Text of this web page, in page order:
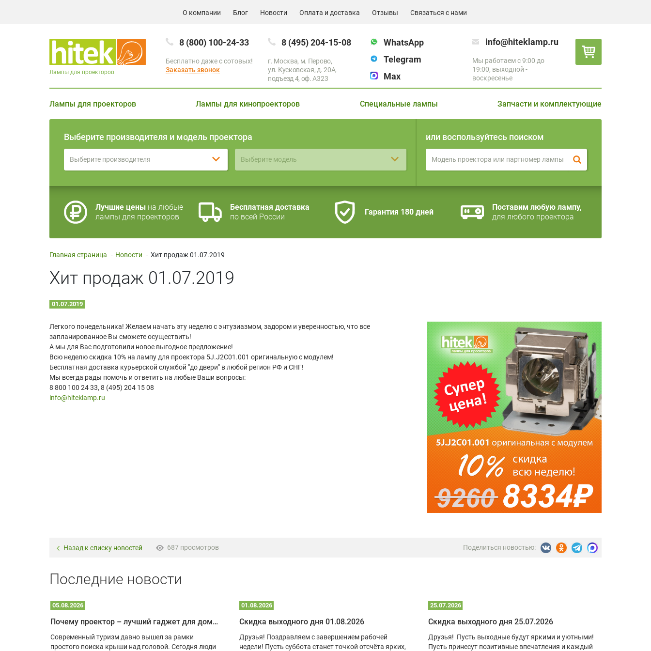
О компании Блог Новости Оплата и доставка Отзывы Связаться с нами
8 (800) 100-24-33
Бесплатно даже с сотовых!
Заказать звонок
8 (495) 204-15-08
г. Москва, м. Перово,
ул. Кусковская, д. 20А,
подъезд 4, оф. A323
WhatsApp
Telegram
Max
info@hiteklamp.ru
Мы работаем с 9:00 до
19:00, выходной -
воскресенье
Лампы для проекторов
Лампы для проекторов Лампы для кинопроекторов Специальные лампы Запчасти и комплектующие
Выберите производителя и модель проектора
Выберите производителя Выберите модель
или воспользуйтесь поиском
Лучшие цены на любые
лампы для проекторов
Бесплатная доставка
по всей России
Гарантия 180 дней
Поставим любую лампу,
для любого проектора
Главная страница - Новости - Хит продаж 01.07.2019
Хит продаж 01.07.2019
01.07.2019
Легкого понедельника! Желаем начать эту неделю с энтузиазмом, задором и уверенностью, что все
запланированное Вы сможете осуществить!
А мы для Вас подготовили новое выгодное предложение!
Всю неделю скидка 10% на лампу для проектора 5J.J2C01.001 оригинальную с модулем!
Бесплатная доставка курьерской службой "до двери" в любой регион РФ и СНГ!
Мы всегда рады помочь и ответить на любые Ваши вопросы:
8 800 100 24 33, 8 (495) 204 15 08
info@hiteklamp.ru
Назад к списку новостей 687 просмотров Поделиться новостью:
Последние новости
05.08.2026
Почему проектор – лучший гаджет для домика в глэмпинге
Современный туризм давно вышел за рамки
простого поиска крыши над головой. Сегодня люди
01.08.2026
Скидка выходного дня 01.08.2026
Друзья! Поздравляем с завершением рабочей
недели! Пусть суббота станет точкой отсчёта ярких,
25.07.2026
Скидка выходного дня 25.07.2026
Друзья! Пусть выходные будут яркими и уютными!
Пусть принесут позитивные впечатления и каждый